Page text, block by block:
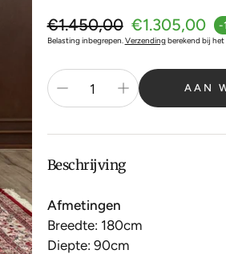
€1.305,00 -
Normale prijs
€1.450,00
Belasting inbegrepen.Verzendingberekend bij het
AAN
Beschrijving
Afmetingen
Breedte: 180cm
Diepte: 90cm